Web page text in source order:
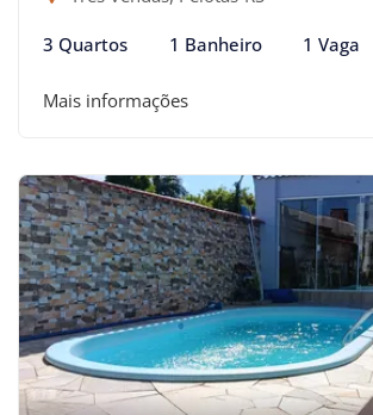
3 Quartos 1 Banheiro 1 Vaga
Mais informações